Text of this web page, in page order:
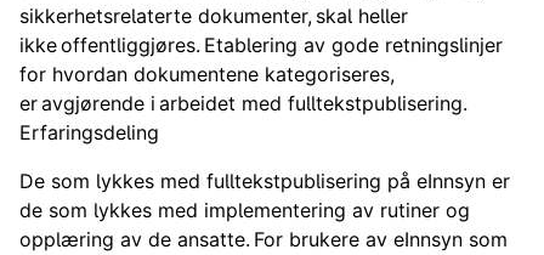
sikkerhetsrelaterte dokumenter, skal heller
ikke offentliggjøres. Etablering av gode retningslinjer
for hvordan dokumentene kategoriseres,
er avgjørende i arbeidet med fulltekstpublisering.
Erfaringsdeling
De som lykkes med fulltekstpublisering på eInnsyn er
de som lykkes med implementering av rutiner og
opplæring av de ansatte. For brukere av eInnsyn som